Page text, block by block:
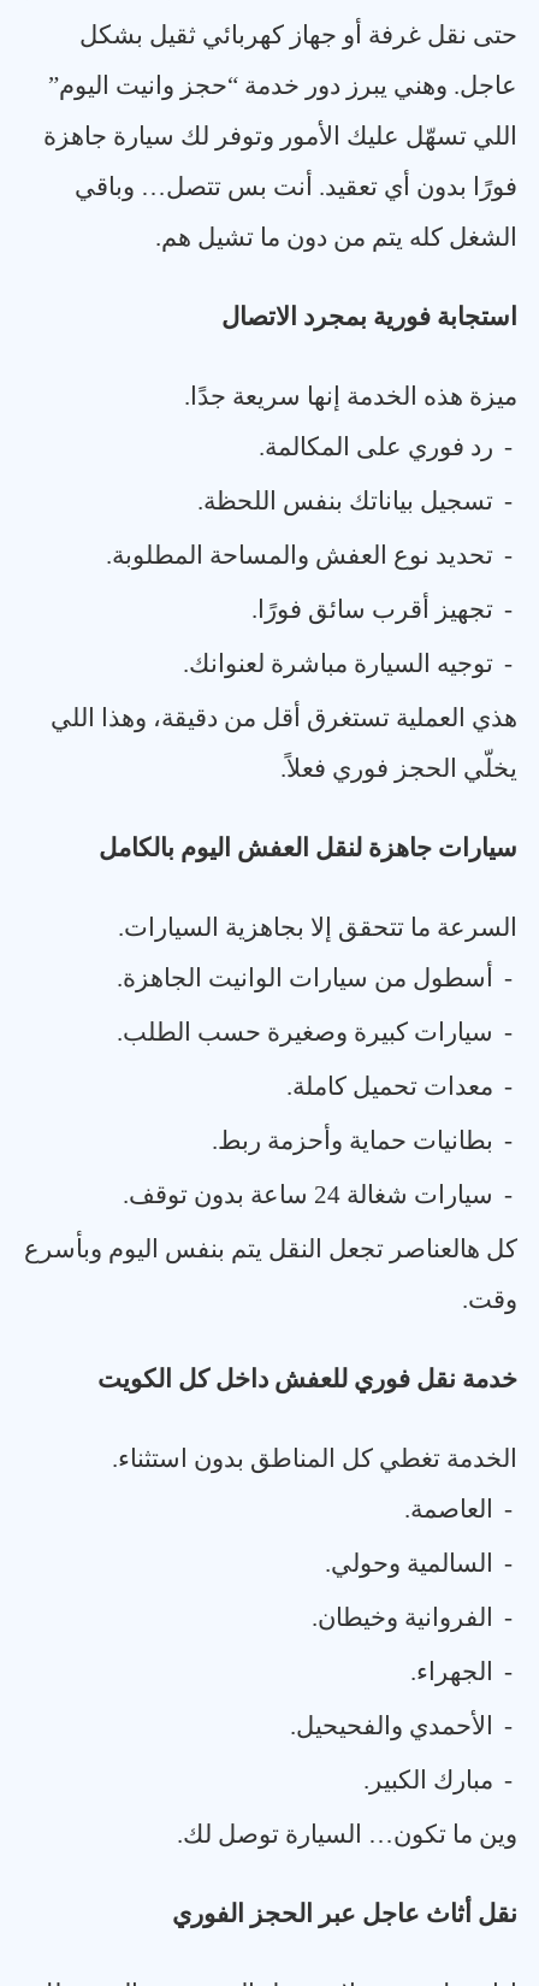
حتى نقل غرفة أو جهاز كهربائي ثقيل بشكل
عاجل. وهني يبرز دور خدمة “حجز وانيت اليوم”
اللي تسهّل عليك الأمور وتوفر لك سيارة جاهزة
فورًا بدون أي تعقيد. أنت بس تتصل… وباقي
الشغل كله يتم من دون ما تشيل هم.
استجابة فورية بمجرد الاتصال
ميزة هذه الخدمة إنها سريعة جدًا .
- رد فوري على المكالمة.
- تسجيل بياناتك بنفس اللحظة.
- تحديد نوع العفش والمساحة المطلوبة.
- تجهيز أقرب سائق فورًا .
- توجيه السيارة مباشرة لعنوانك.
هذي العملية تستغرق أقل من دقيقة، وهذا اللي
يخلّي الحجز فوري فعلاً.
سيارات جاهزة لنقل العفش اليوم بالكامل
السرعة ما تتحقق إلا بجاهزية السيارات.
-
أسطول من سيارات الوانيت الجاهزة.
- سيارات كبيرة وصغيرة حسب الطلب.
- معدات تحميل كاملة.
- بطانيات حماية وأحزمة ربط.
- سيارات شغالة 24 ساعة بدون توقف
.
كل هالعناصر تجعل النقل يتم بنفس اليوم وبأسرع
وقت.
خدمة نقل فوري للعفش داخل كل الكويت
الخدمة تغطي كل المناطق بدون استثناء.
-
العاصمة.
-
السالمية وحولي.
-
الفروانية وخيطان.
-
الجهراء.
-
الأحمدي والفحيحيل.
- مبارك الكبير .
وين ما تكون… السيارة توصل لك.
نقل أثاث عاجل عبر الحجز الفوري